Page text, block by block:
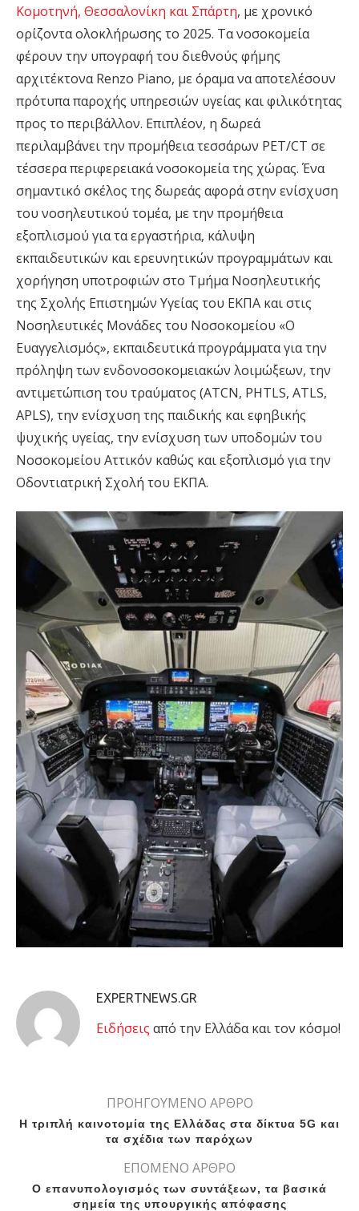
Κομοτηνή, Θεσσαλονίκη και Σπάρτη, με χρονικό
ορίζοντα ολοκλήρωσης το 2025. Τα νοσοκομεία
φέρουν την υπογραφή του διεθνούς φήμης
αρχιτέκτονα Renzo Piano, με όραμα να αποτελέσουν
πρότυπα παροχής υπηρεσιών υγείας και φιλικότητας
προς το περιβάλλον. Επιπλέον, η δωρεά
περιλαμβάνει την προμήθεια τεσσάρων PET/CT σε
τέσσερα περιφερειακά νοσοκομεία της χώρας. Ένα
σημαντικό σκέλος της δωρεάς αφορά στην ενίσχυση
του νοσηλευτικού τομέα, με την προμήθεια
εξοπλισμού για τα εργαστήρια, κάλυψη
εκπαιδευτικών και ερευνητικών προγραμμάτων και
χορήγηση υποτροφιών στο Τμήμα Νοσηλευτικής
της Σχολής Επιστημών Υγείας του ΕΚΠΑ και στις
Νοσηλευτικές Μονάδες του Νοσοκομείου «Ο
Ευαγγελισμός», εκπαιδευτικά προγράμματα για την
πρόληψη των ενδονοσοκομειακών λοιμώξεων, την
αντιμετώπιση του τραύματος (ATCN, PHTLS, ATLS,
APLS), την ενίσχυση της παιδικής και εφηβικής
ψυχικής υγείας, την ενίσχυση των υποδομών του
Νοσοκομείου Αττικόν καθώς και εξοπλισμό για την
Οδοντιατρική Σχολή του ΕΚΠΑ.
EXPERTNEWS.GR
Eιδήσεις από την Ελλάδα και τον κόσμο!
ΠΡΟΗΓΟΥΜΕΝΟ ΑΡΘΡΟ
Η τριπλή καινοτομία της Ελλάδας στα δίκτυα 5G και
τα σχέδια των παρόχων
ΕΠΟΜΕΝΟ ΑΡΘΡΟ
Ο επανυπολογισμός των συντάξεων, τα βασικά
σημεία της υπουργικής απόφασης